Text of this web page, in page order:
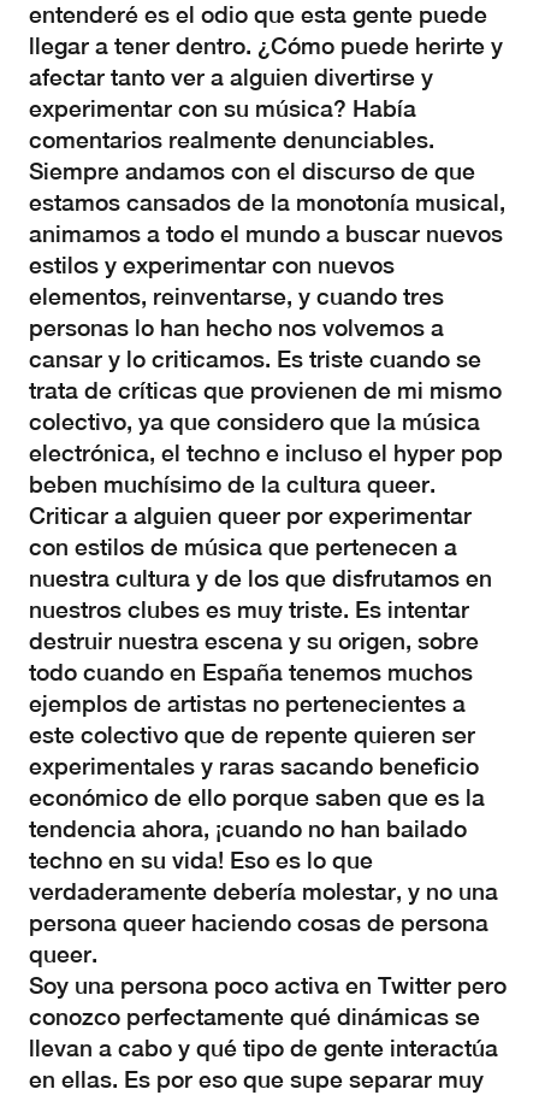
entenderé es el odio que esta gente puede
llegar a tener dentro. ¿Cómo puede herirte y
afectar tanto ver a alguien divertirse y
experimentar con su música? Había
comentarios realmente denunciables.
Siempre andamos con el discurso de que
estamos cansados de la monotonía musical,
animamos a todo el mundo a buscar nuevos
estilos y experimentar con nuevos
elementos, reinventarse, y cuando tres
personas lo han hecho nos volvemos a
cansar y lo criticamos. Es triste cuando se
trata de críticas que provienen de mi mismo
colectivo, ya que considero que la música
electrónica, el techno e incluso el hyper pop
beben muchísimo de la cultura queer.
Criticar a alguien queer por experimentar
con estilos de música que pertenecen a
nuestra cultura y de los que disfrutamos en
nuestros clubes es muy triste. Es intentar
destruir nuestra escena y su origen, sobre
todo cuando en España tenemos muchos
ejemplos de artistas no pertenecientes a
este colectivo que de repente quieren ser
experimentales y raras sacando beneficio
económico de ello porque saben que es la
tendencia ahora, ¡cuando no han bailado
techno en su vida! Eso es lo que
verdaderamente debería molestar, y no una
persona queer haciendo cosas de persona
queer.
Soy una persona poco activa en Twitter pero
conozco perfectamente qué dinámicas se
llevan a cabo y qué tipo de gente interactúa
en ellas. Es por eso que supe separar muy